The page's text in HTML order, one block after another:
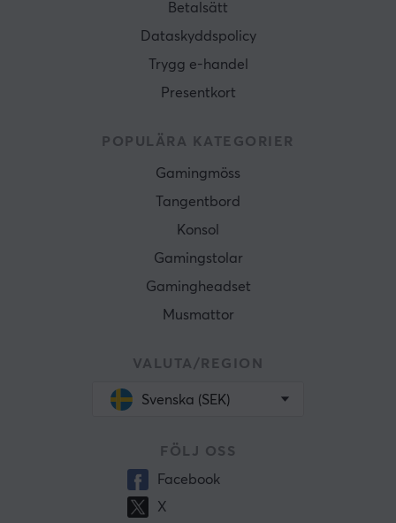
Betalsätt
Dataskyddspolicy
Trygg e-handel
Presentkort
POPULÄRA KATEGORIER
Gamingmöss
Tangentbord
Konsol
Gamingstolar
Gamingheadset
Musmattor
VALUTA/REGION
Svenska (SEK)
FÖLJ OSS
Facebook
X